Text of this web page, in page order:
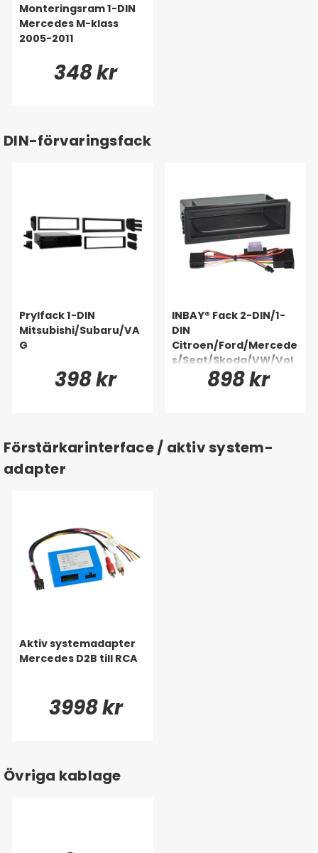
Monteringsram 1-DIN
Mercedes M-klass
2005-2011
348 kr
DIN-förvaringsfack
Prylfack 1-DIN
Mitsubishi/Subaru/VA
G
398 kr
INBAY® Fack 2-DIN/1-
DIN
Citroen/Ford/Mercede
s/Seat/Skoda/VW/Vol
898 kr
Förstärkarinterface / aktiv system-
adapter
Aktiv systemadapter
Mercedes D2B till RCA
3998 kr
Övriga kablage